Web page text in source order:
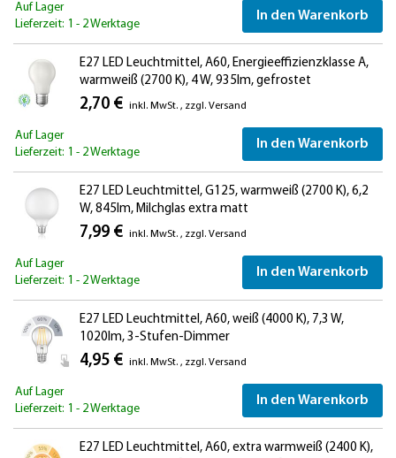
Auf Lager
Lieferzeit: 1 - 2 Werktage
In den Warenkorb
E27 LED Leuchtmittel, A60, Energieeffizienzklasse A,
warmweiß (2700 K), 4 W, 935lm, gefrostet
2,70 € inkl. MwSt. , zzgl. Versand
Auf Lager
Lieferzeit: 1 - 2 Werktage
In den Warenkorb
E27 LED Leuchtmittel, G125, warmweiß (2700 K), 6,2
W, 845lm, Milchglas extra matt
7,99 € inkl. MwSt. , zzgl. Versand
Auf Lager
Lieferzeit: 1 - 2 Werktage
In den Warenkorb
E27 LED Leuchtmittel, A60, weiß (4000 K), 7,3 W,
1020lm, 3-Stufen-Dimmer
4,95 € inkl. MwSt. , zzgl. Versand
Auf Lager
Lieferzeit: 1 - 2 Werktage
In den Warenkorb
E27 LED Leuchtmittel, A60, extra warmweiß (2400 K),